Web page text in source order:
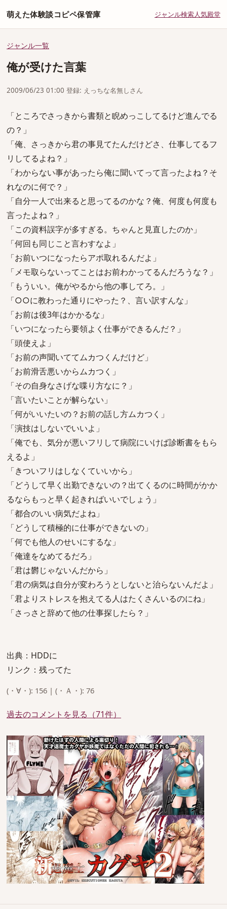
萌えた体験談コピペ保管庫 ジャンル検索人気殿堂
ジャンル一覧
俺が受けた言葉
2009/06/23 01:00 登録: えっちな名無しさん
「ところでさっきから書類と睨めっこしてるけど進んでる
の？」
「俺、さっきから君の事見てたんだけどさ、仕事してるフ
リしてるよね？」
「わからない事があったら俺に聞いてって言ったよね？そ
れなのに何で？」
「自分一人で出来ると思ってるのかな？俺、何度も何度も
言ったよね？」
「この資料誤字が多すぎる。ちゃんと見直したのか」
「何回も同じこと言わすなよ」
「お前いつになったらアポ取れるんだよ」
「メモ取らないってことはお前わかってるんだろうな？」
「もういい。俺がやるから他の事してろ。」
「○○に教わった通りにやった？、言い訳すんな」
「お前は後3年はかかるな」
「いつになったら要領よく仕事ができるんだ？」
「頭使えよ」
「お前の声聞いててムカつくんだけど」
「お前滑舌悪いからムカつく」
「その自身なさげな喋り方なに？」
「言いたいことが解らない」
「何がいいたいの？お前の話し方ムカつく」
「演技はしないでいいよ」
「俺でも、気分が悪いフリして病院にいけば診断書をもら
えるよ」
「きついフリはしなくていいから」
「どうして早く出勤できないの？出てくるのに時間がかか
るならもっと早く起きればいいでしょう」
「都合のいい病気だよね」
「どうして積極的に仕事ができないの」
「何でも他人のせいにするな」
「俺達をなめてるだろ」
「君は欝じゃないんだから」
「君の病気は自分が変わろうとしないと治らないんだよ」
「君よりストレスを抱えてる人はたくさんいるのにね」
「さっさと辞めて他の仕事探したら？」
出典：HDDに
リンク：残ってた
(・∀・): 156 | (・Ａ・): 76
過去のコメントを見る（71件）